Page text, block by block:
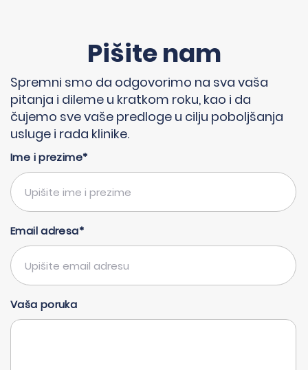
Pišite nam
Spremni smo da odgovorimo na sva vaša
pitanja i dileme u kratkom roku, kao i da
čujemo sve vaše predloge u cilju poboljšanja
usluge i rada klinike.
Ime i prezime*
Email adresa*
Vaša poruka